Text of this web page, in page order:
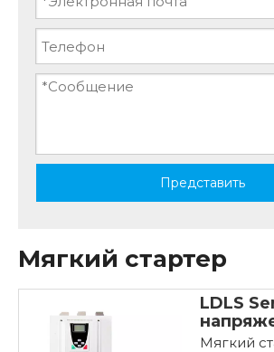
Представить
Мягкий стартер
LDLS
начало
Мягкий